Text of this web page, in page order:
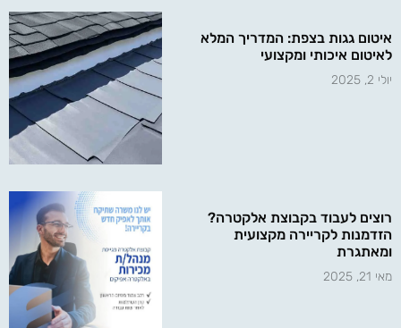
איטום גגות בצפת: המדריך המלא
לאיטום איכותי ומקצועי
יולי 2, 2025
רוצים לעבוד בקבוצת אלקטרה?
הזדמנות לקריירה מקצועית
ומאתגרת
מאי 21, 2025